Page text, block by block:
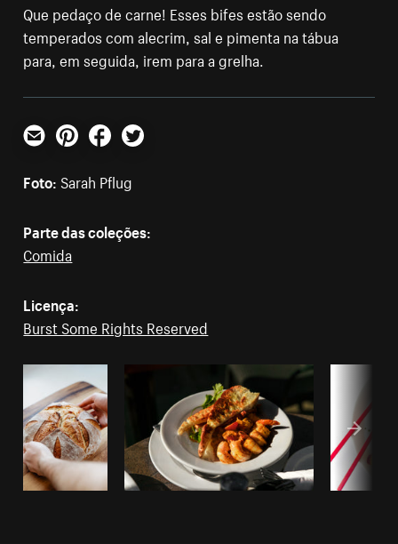
Que pedaço de carne! Esses bifes estão sendo
temperados com alecrim, sal e pimenta na tábua
para, em seguida, irem para a grelha.
E-mailPinterestFacebookTwitter
Foto: Sarah Pflug
Parte das coleções:
Comida
Licença:
Burst Some Rights Reserved